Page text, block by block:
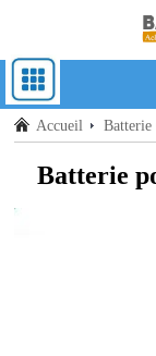
Accueil
Batterie